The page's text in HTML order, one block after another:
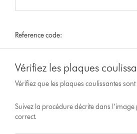
Reference code:
Vérifiez les plaques
Vérifiez que les plaques coulissantes
Suivez la procédure décrite dans
correct.